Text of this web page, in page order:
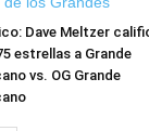
Dave Meltzer
estrellas a Grande
vs. OG Grande